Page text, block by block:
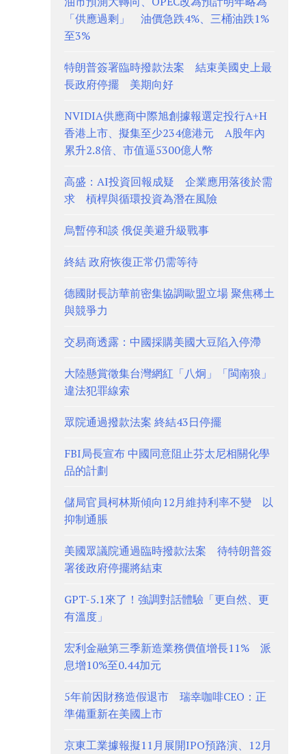
「供應過剩」 油價急跌4%、三桶油跌1%
至3%
特朗普簽署臨時撥款法案 結束美國史上最
長政府停擺 美期向好
NVIDIA供應商中際旭創據報選定投行A+H
香港上市、擬集至少234億港元 A股年內
累升2.8倍、市值逼5300億人幣
高盛：AI投資回報成疑 企業應用落後於需
求 槓桿與循環投資為潛在風險
烏暫停和談 俄促美避升級戰事
終結 政府恢復正常仍需等待
德國財長訪華前密集協調歐盟立場 聚焦稀土
與競爭力
交易商透露：中國採購美國大豆陷入停滯
大陸懸賞徵集台灣網紅「八炯」「閩南狼」
違法犯罪線索
眾院通過撥款法案 終結43日停擺
FBI局長宣布 中國同意阻止芬太尼相關化學
品的計劃
儲局官員柯林斯傾向12月維持利率不變 以
抑制通脹
美國眾議院通過臨時撥款法案 待特朗普簽
署後政府停擺將結束
GPT-5.1來了！強調對話體驗「更自然、更
有溫度」
宏利金融第三季新造業務價值增長11% 派
息增10%至0.44加元
5年前因財務造假退市 瑞幸咖啡CEO：正
準備重新在美國上市
京東工業據報擬11月展開IPO預路演、12月